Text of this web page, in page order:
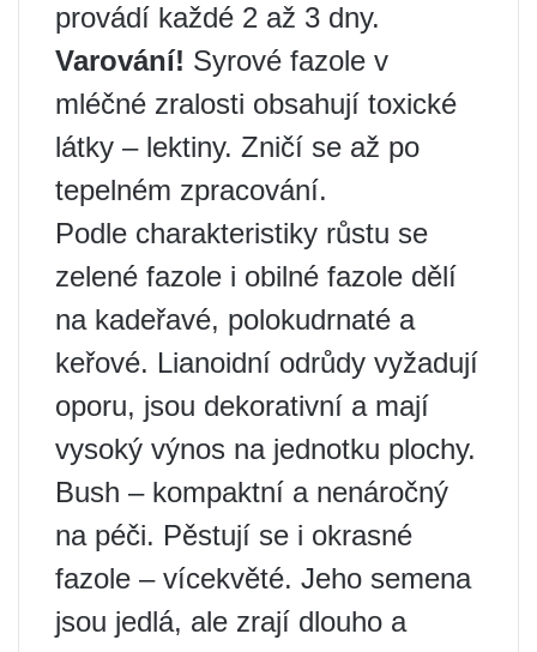
provádí každé 2 až 3 dny.
Varování! Syrové fazole v
mléčné zralosti obsahují toxické
látky – lektiny. Zničí se až po
tepelném zpracování.
Podle charakteristiky růstu se
zelené fazole i obilné fazole dělí
na kadeřavé, polokudrnaté a
keřové. Lianoidní odrůdy vyžadují
oporu, jsou dekorativní a mají
vysoký výnos na jednotku plochy.
Bush – kompaktní a nenáročný
na péči. Pěstují se i okrasné
fazole – vícekvěté. Jeho semena
jsou jedlá, ale zrají dlouho a